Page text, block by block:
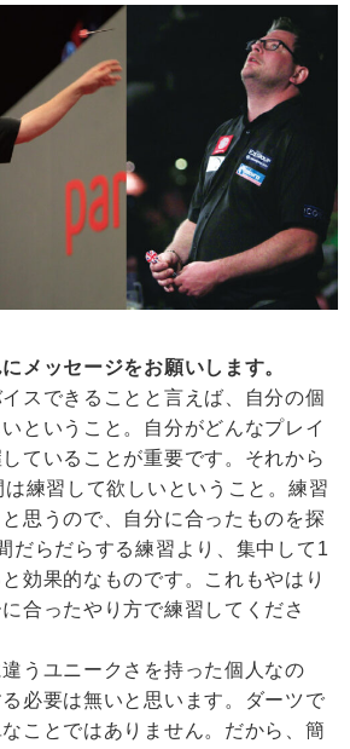
メッセージをお願いします。
スできることと言えば、自分の個
ということ。自分がどんなプレイ
ていることが重要です。それから
練習して欲しいということ。練習
思うので、自分に合ったものを探
だらだらする練習より、集中して1
効果的なものです。これもやはり
合ったやり方で練習してくださ
うユニークさを持った個人なの
必要は無いと思います。ダーツで
なことではありません。だから、簡